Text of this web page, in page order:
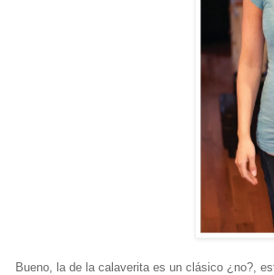
Bueno, la de la calaverita es un clásico ¿no?,